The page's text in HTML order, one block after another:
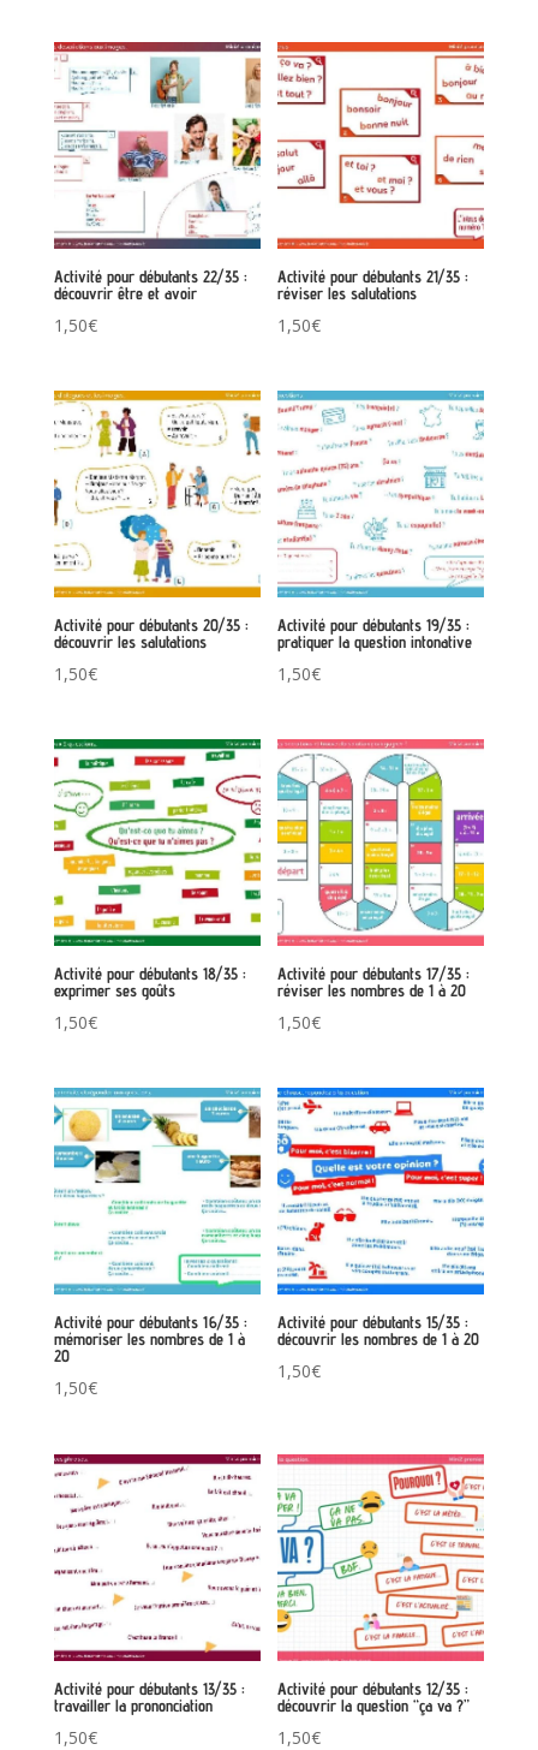
Activité pour débutants 22/35 :
découvrir être et avoir
1,50€
Activité pour débutants 21/35 :
réviser les salutations
1,50€
Activité pour débutants 20/35 :
découvrir les salutations
1,50€
Activité pour débutants 19/35 :
pratiquer la question intonative
1,50€
Activité pour débutants 18/35 :
exprimer ses goûts
1,50€
Activité pour débutants 17/35 :
réviser les nombres de 1 à 20
1,50€
Activité pour débutants 16/35 :
mémoriser les nombres de 1 à
20
1,50€
Activité pour débutants 15/35 :
découvrir les nombres de 1 à 20
1,50€
Activité pour débutants 13/35 :
travailler la prononciation
1,50€
Activité pour débutants 12/35 :
découvrir la question “ça va ?”
1,50€